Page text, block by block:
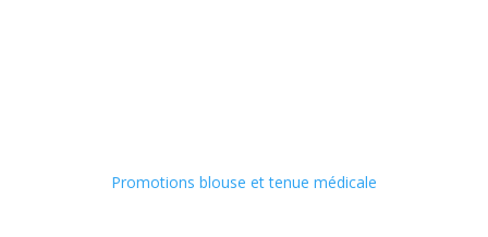
Promotions blouse et tenue médicale